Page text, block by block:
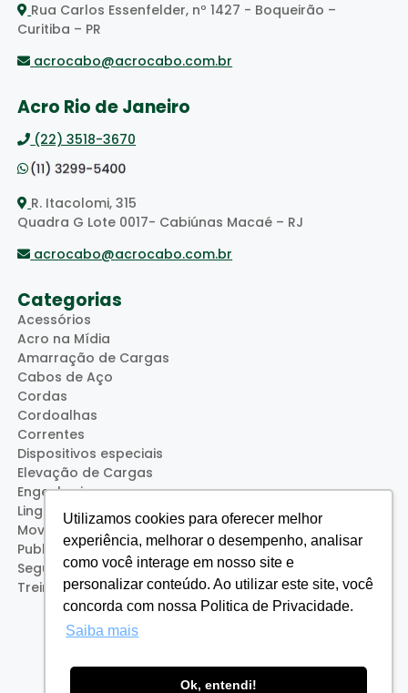
Utilizamos cookies para oferecer melhor
experiência, melhorar o desempenho, analisar
como você interage em nosso site e
personalizar conteúdo. Ao utilizar este site, você
concorda com nossa Politica de Privacidade.
Saiba mais
Ok, entendi!
Rua Carlos Essenfelder, nº 1427 - Boqueirão –
Curitiba – PR
acrocabo@acrocabo.com.br
Acro Rio de Janeiro
(22) 3518-3670
R. Itacolomi, 315
Quadra G Lote 0017- Cabiúnas Macaé – RJ
acrocabo@acrocabo.com.br
Categorias
Acessórios
Acro na Mídia
Amarração de Cargas
Cabos de Aço
Cordas
Cordoalhas
Correntes
Dispositivos especiais
Elevação de Cargas
Engenharia
Lingas
Movimentação de Cargas
Publicações
Segurança
Treinamentos (Acro Service)